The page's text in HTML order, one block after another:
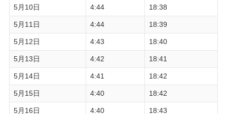
5月10日 4:44 18:38
5月11日 4:44 18:39
5月12日 4:43 18:40
5月13日 4:42 18:41
5月14日 4:41 18:42
5月15日 4:40 18:42
5月16日 4:40 18:43